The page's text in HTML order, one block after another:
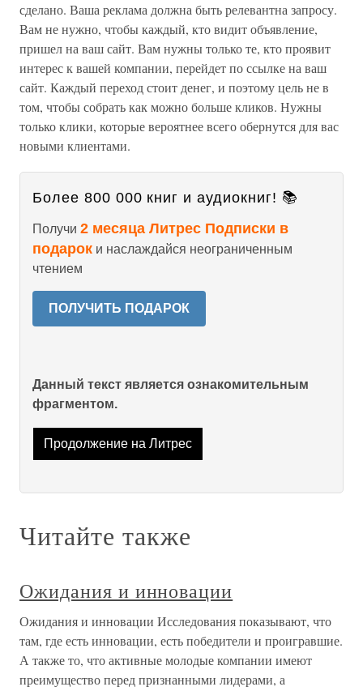
сделано. Ваша реклама должна быть релевантна запросу.
Вам не нужно, чтобы каждый, кто видит объявление,
пришел на ваш сайт. Вам нужны только те, кто проявит
интерес к вашей компании, перейдет по ссылке на ваш
сайт. Каждый переход стоит денег, и поэтому цель не в
том, чтобы собрать как можно больше кликов. Нужны
только клики, которые вероятнее всего обернутся для вас
новыми клиентами.
Более 800 000 книг и аудиокниг! 📚
Получи 2 месяца Литрес Подписки в
подарок и наслаждайся неограниченным
чтением
ПОЛУЧИТЬ ПОДАРОК
Данный текст является ознакомительным
фрагментом.
Продолжение на Литрес
Читайте также
Ожидания и инновации
Ожидания и инновации Исследования показывают, что
там, где есть инновации, есть победители и проигравшие.
А также то, что активные молодые компании имеют
преимущество перед признанными лидерами, а